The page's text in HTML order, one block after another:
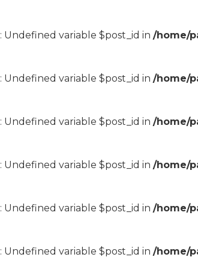
: Undefined variable $post_id in/home/
: Undefined variable $post_id in/home/
: Undefined variable $post_id in/home/
: Undefined variable $post_id in/home/
: Undefined variable $post_id in/home/
: Undefined variable $post_id in/home/